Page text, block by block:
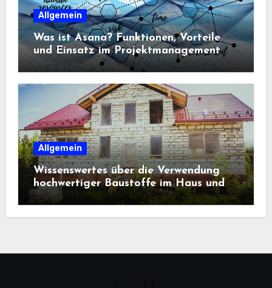
Allgemein
Was ist Asana? Funktionen, Vorteile
und Einsatz im Projektmanagement
Allgemein
Wissenswertes über die Verwendung
hochwertiger Baustoffe im Haus und
beim Hausbau